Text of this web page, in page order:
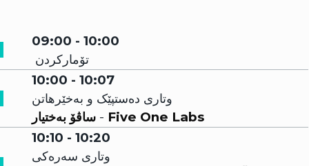
09:00 - 10:00
تۆمارکردن
10:00 - 10:07
وتاری دەستپێک و بەخێرهاتن
ساڤۆ بەختیار - Five One Labs
10:10 - 10:20
وتاری سەرەکی